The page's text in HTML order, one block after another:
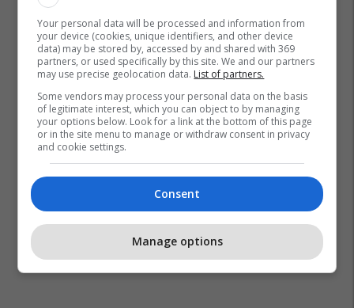
Your personal data will be processed and information from
your device (cookies, unique identifiers, and other device
data) may be stored by, accessed by and shared with 369
partners, or used specifically by this site. We and our partners
may use precise geolocation data. List of partners.
Some vendors may process your personal data on the basis
of legitimate interest, which you can object to by managing
your options below. Look for a link at the bottom of this page
or in the site menu to manage or withdraw consent in privacy
and cookie settings.
Consent
Manage options